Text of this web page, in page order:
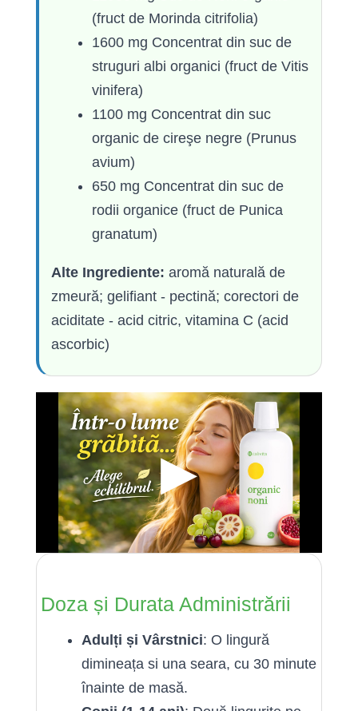
(fruct de Morinda citrifolia)
1600 mg Concentrat din suc de
struguri albi organici (fruct de Vitis
vinifera)
1100 mg Concentrat din suc
organic de cireşe negre (Prunus
avium)
650 mg Concentrat din suc de
rodii organice (fruct de Punica
granatum)
Alte Ingrediente: aromă naturală de
zmeură; gelifiant - pectină; corectori de
aciditate - acid citric, vitamina C (acid
ascorbic)
▶
Doza și Durata Administrării
Adulți și Vârstnici: O lingură
dimineața si una seara, cu 30 minute
înainte de masă.